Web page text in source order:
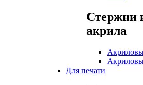
Стержни
акрила
Для печати